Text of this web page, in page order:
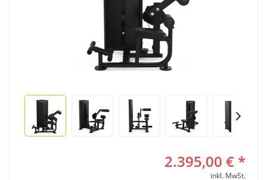
2.395,00 € *
inkl. MwSt.